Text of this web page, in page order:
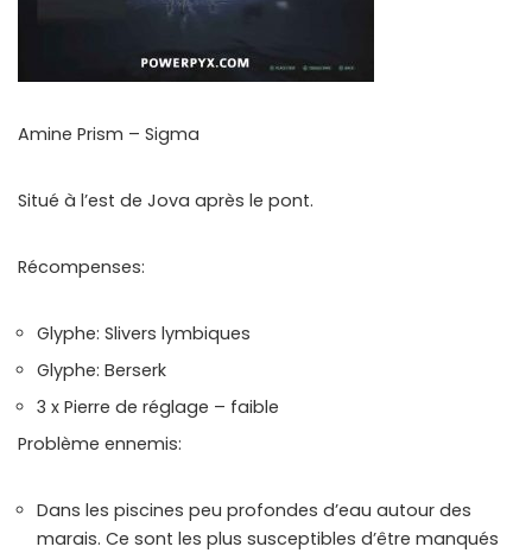
Amine Prism – Sigma
Situé à l’est de Jova après le pont.
Récompenses:
Glyphe: Slivers lymbiques
Glyphe: Berserk
3 x Pierre de réglage – faible
Problème ennemis:
Dans les piscines peu profondes d’eau autour des
marais. Ce sont les plus susceptibles d’être manqués